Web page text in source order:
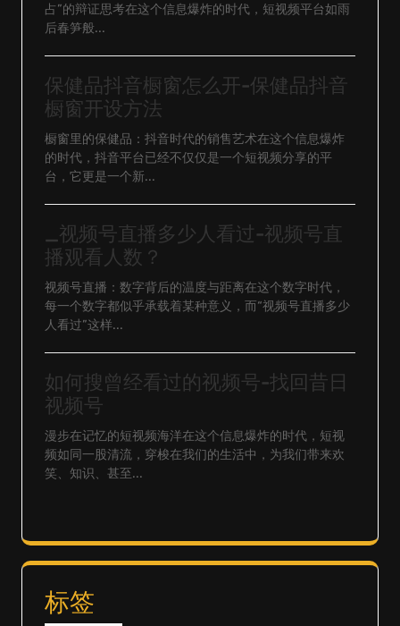
占”的辩证思考在这个信息爆炸的时代，短视频平台如雨
后春笋般...
保健品抖音橱窗怎么开-保健品抖音
橱窗开设方法
橱窗里的保健品：抖音时代的销售艺术在这个信息爆炸
的时代，抖音平台已经不仅仅是一个短视频分享的平
台，它更是一个新...
_视频号直播多少人看过-视频号直
播观看人数？
视频号直播：数字背后的温度与距离在这个数字时代，
每一个数字都似乎承载着某种意义，而“视频号直播多少
人看过”这样...
如何搜曾经看过的视频号-找回昔日
视频号
漫步在记忆的短视频海洋在这个信息爆炸的时代，短视
频如同一股清流，穿梭在我们的生活中，为我们带来欢
笑、知识、甚至...
标签